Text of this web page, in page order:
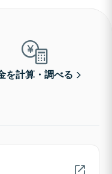
を計算・調べる